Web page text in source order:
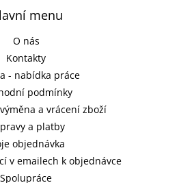
menu
O nás
Kontakty
- nabídka práce
podmínky
a vrácení zboží
a platby
objednávka
v emailech k objednávce
Spolupráce